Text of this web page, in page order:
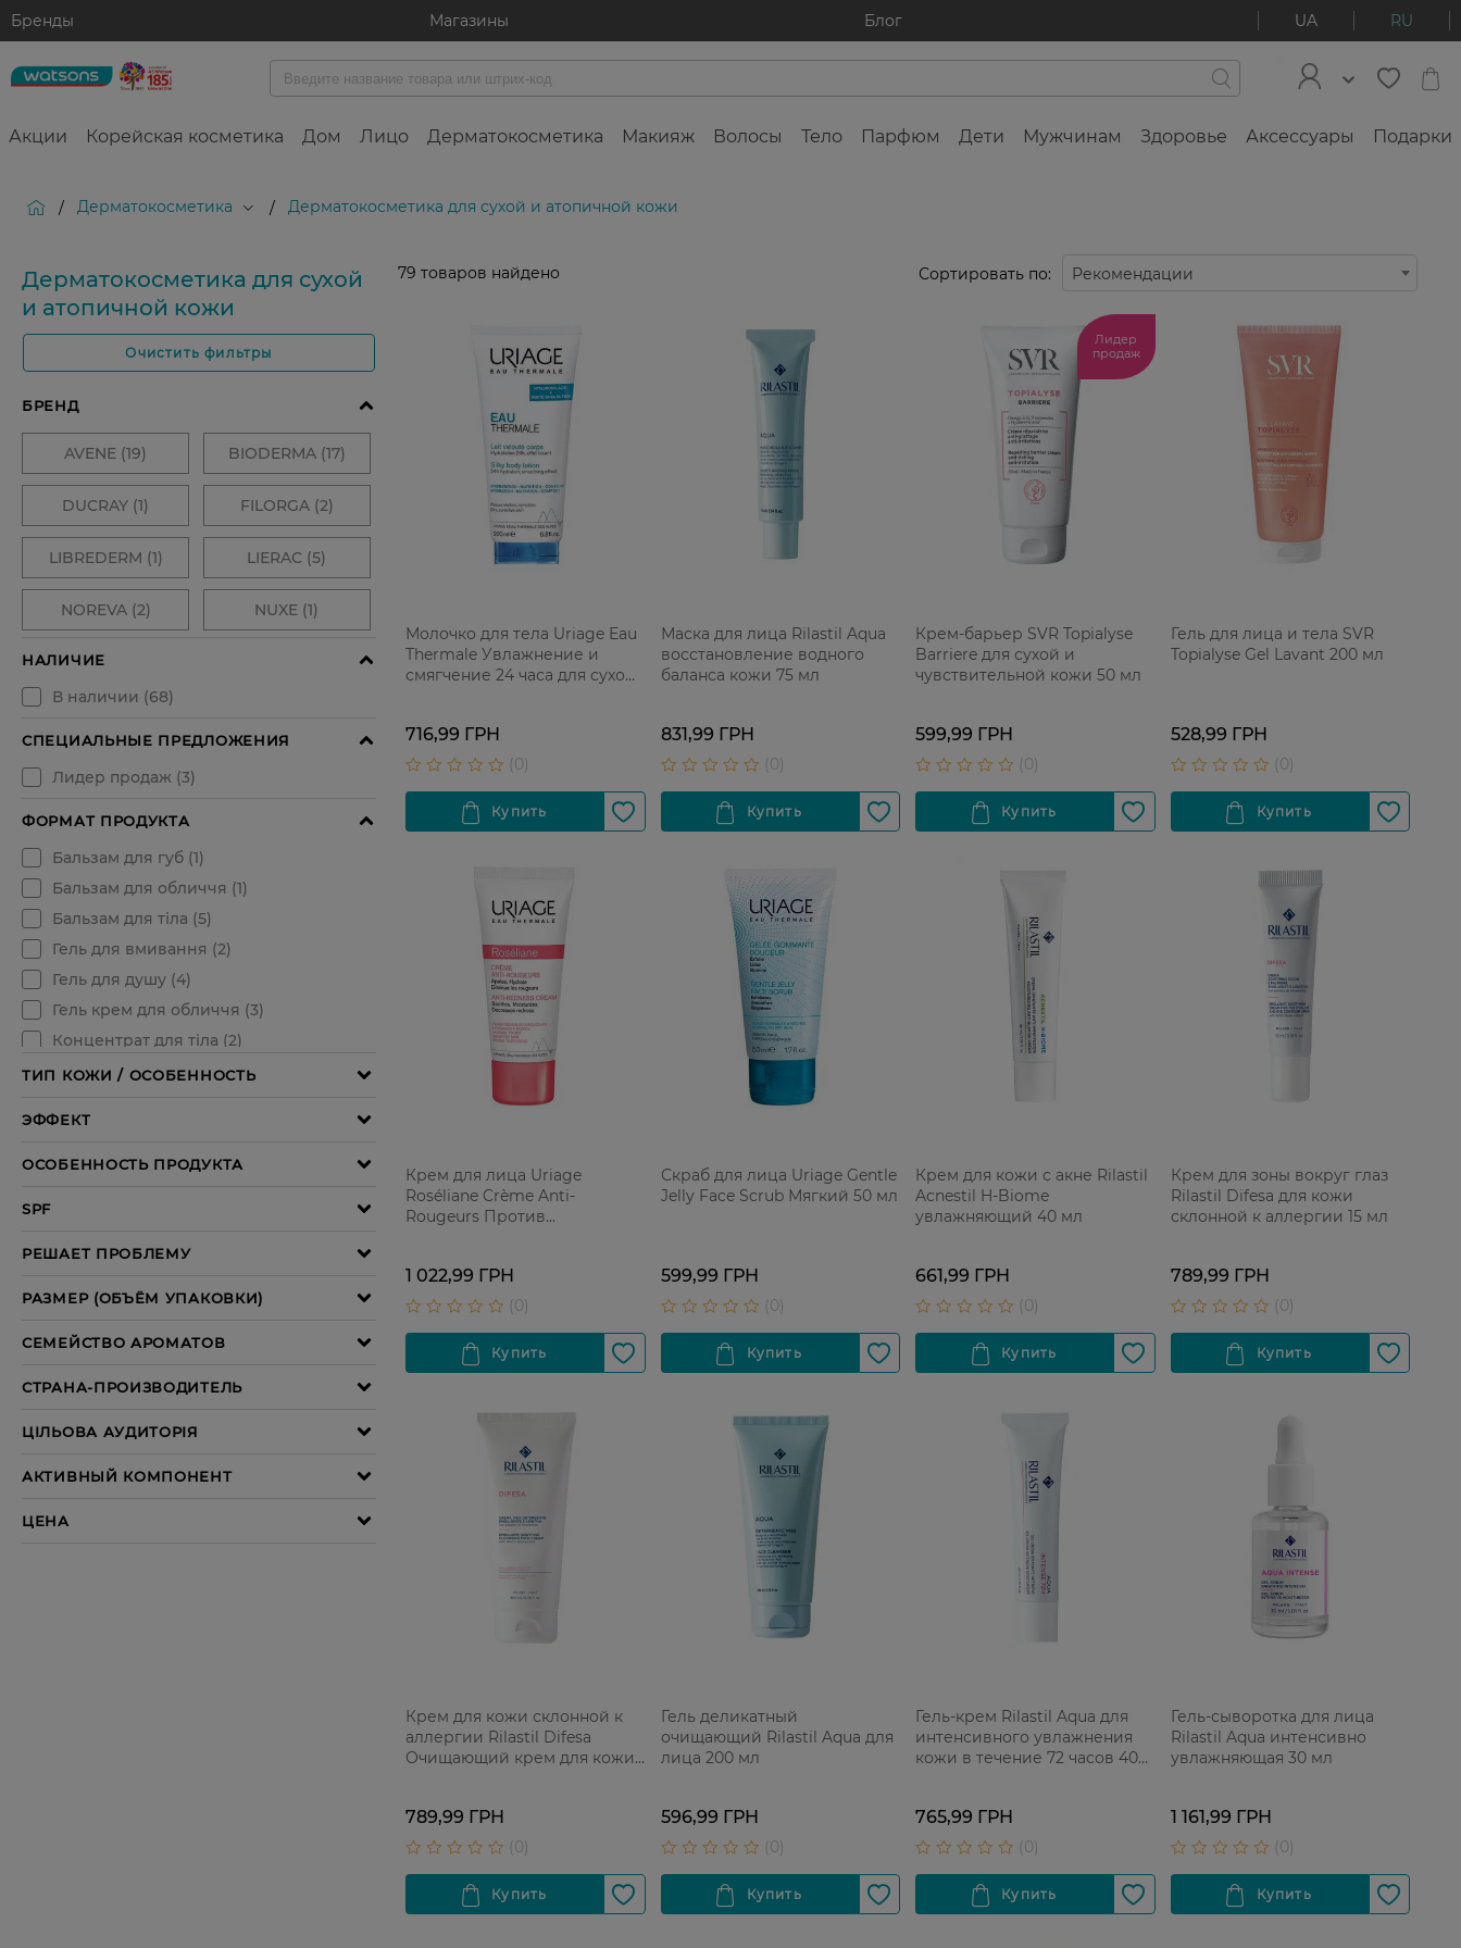
Бренды Магазины Блог UA RU
Акции Корейская косметика Дом Лицо Дерматокосметика Макияж Волосы Тело Парфюм Дети Мужчинам Здоровье Аксессуары Подарки
/ Дерматокосметика / Дерматокосметика для сухой и атопичной кожи
Дерматокосметика для сухой
и атопичной кожи
Очистить фильтры
79 товаров найдено Сортировать по: Рекомендации
Молочко для тела Uriage Eau
Thermale Увлажнение и
смягчение 24 часа для сухой
716,99 ГРН
Маска для лица Rilastil Aqua
восстановление водного
баланса кожи 75 мл
831,99 ГРН
Лидер
продаж
Крем-барьер SVR Topialyse
Barriere для сухой и
чувствительной кожи 50 мл
599,99 ГРН
Гель для лица и тела SVR
Topialyse Gel Lavant 200 мл
528,99 ГРН
Крем для лица Uriage
Roséliane Crème Anti-
Rougeurs Против
1 022,99 ГРН
Скраб для лица Uriage Gentle
Jelly Face Scrub Мягкий 50 мл
599,99 ГРН
Крем для кожи с акне Rilastil
Acnestil H-Biome
увлажняющий 40 мл
661,99 ГРН
Крем для зоны вокруг глаз
Rilastil Difesa для кожи
склонной к аллергии 15 мл
789,99 ГРН
Крем для кожи склонной к
аллергии Rilastil Difesa
Очищающий крем для кожи
789,99 ГРН
Гель деликатный
очищающий Rilastil Aqua для
лица 200 мл
596,99 ГРН
Гель-крем Rilastil Aqua для
интенсивного увлажнения
кожи в течение 72 часов 40
765,99 ГРН
Гель-сыворотка для лица
Rilastil Aqua интенсивно
увлажняющая 30 мл
1 161,99 ГРН